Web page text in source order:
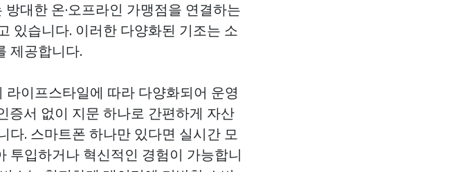
대한 온·오프라인 가맹점을 연결하는
있습니다. 이러한 다양화된 기조는 소
제공합니다.
이프스타일에 따라 다양화되어 운영
증서 없이 지문 하나로 간편하게 자산
다. 스마트폰 하나만 있다면 실시간 모
투입하거나 혁신적인 경험이 가능합니